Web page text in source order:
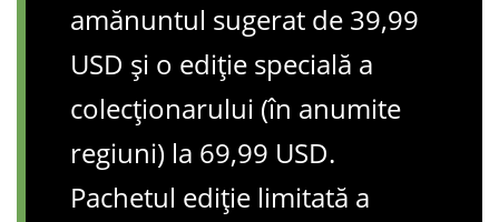
amănuntul sugerat de 39,99
USD și o ediție specială a
colecționarului (în anumite
regiuni) la 69,99 USD.
Pachetul ediție limitată a